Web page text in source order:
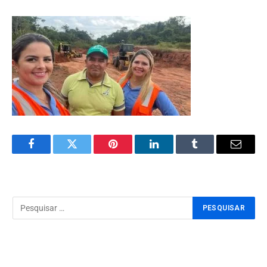
FacebookTwitter Pinterest LinkedInTumblr Email